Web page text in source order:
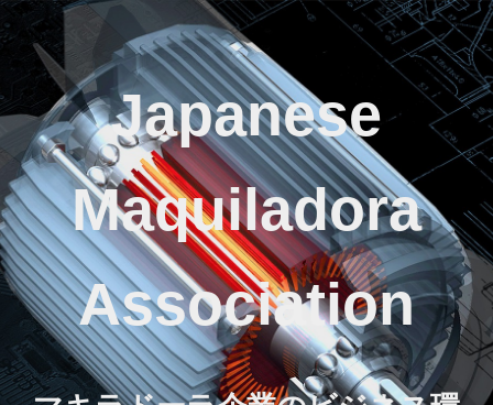
Japanese
Maquiladora
Association